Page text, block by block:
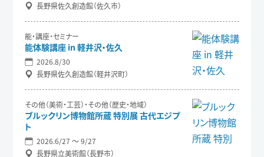
長野県佐久創造館（佐久市）
能・講座・セミナー
能体験講座 in 軽井沢・佐久
2026.8/30
長野県佐久創造館（軽井沢町）
その他（美術・工芸）・その他（歴史・地域）
ブルックリン博物館所蔵 特別展 古代エジプ
ト
2026.6/27 〜 9/27
長野県立美術館（長野市）